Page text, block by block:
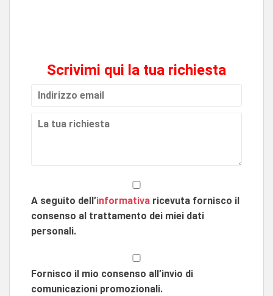
Scrivimi qui la tua richiesta
A seguito dell’informativa ricevuta fornisco il
consenso al trattamento dei miei dati
personali.
Fornisco il mio consenso all’invio di
comunicazioni promozionali.